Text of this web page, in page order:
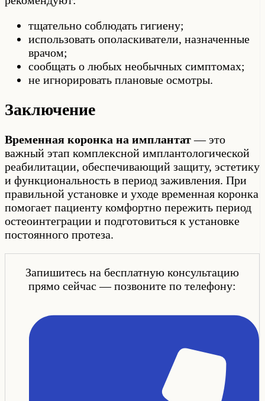
тщательно соблюдать гигиену;
использовать ополаскиватели, назначенные
врачом;
сообщать о любых необычных симптомах;
не игнорировать плановые осмотры.
Заключение
Временная коронка на имплантат— это
важный этап комплексной имплантологической
реабилитации, обеспечивающий защиту, эстетику
и функциональность в период заживления. При
правильной установке и уходе временная коронка
помогает пациенту комфортно пережить период
остеоинтеграции и подготовиться к установке
постоянного протеза.
Запишитесь на бесплатную консультацию
прямо сейчас — позвоните по телефону: